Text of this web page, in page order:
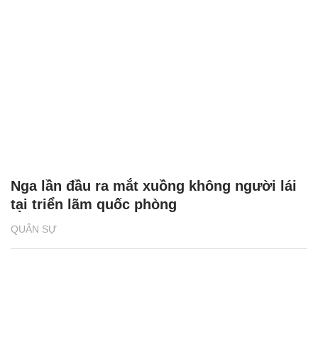
QUÂN SỰ
Nga lần đầu ra mắt xuồng không người lái
tại triển lãm quốc phòng